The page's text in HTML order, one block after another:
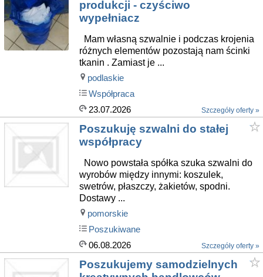
produkcji - czyściwo
wypełniacz
Mam własną szwalnie i podczas krojenia
różnych elementów pozostają nam ścinki
tkanin . Zamiast je ...
podlaskie
Współpraca
23.07.2026
Szczegóły oferty »
Poszukuję szwalni do stałej
współpracy
Nowo powstała spółka szuka szwalni do
wyrobów między innymi: koszulek,
swetrów, płaszczy, żakietów, spodni.
Dostawy ...
pomorskie
Poszukiwane
06.08.2026
Szczegóły oferty »
Poszukujemy samodzielnych